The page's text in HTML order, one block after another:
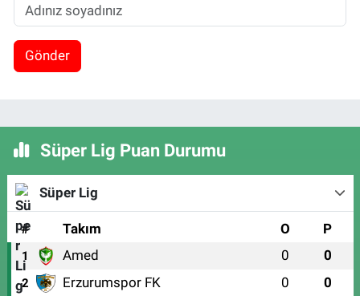
Gönder
Süper Lig Puan Durumu
Süper Lig
# Takım O P
1 Amed 0 0
2 Erzurumspor FK 0 0